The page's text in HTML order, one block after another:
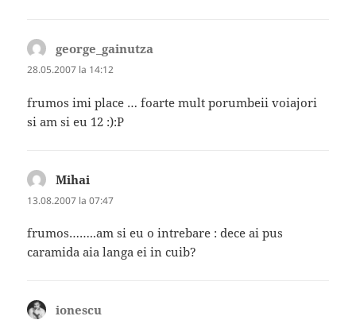
george_gainutza
28.05.2007 la 14:12
frumos imi place … foarte mult porumbeii voiajori
si am si eu 12 :):P
Mihai
13.08.2007 la 07:47
frumos……..am si eu o intrebare : dece ai pus
caramida aia langa ei in cuib?
ionescu